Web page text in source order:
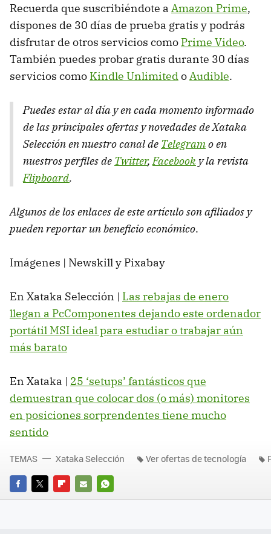
Recuerda que suscribiéndote a Amazon Prime,
dispones de 30 días de prueba gratis y podrás
disfrutar de otros servicios como Prime Video.
También puedes probar gratis durante 30 días
servicios como Kindle UnlimitedoAudible.
Puedes estar al día y en cada momento informado
de las principales ofertas y novedades de Xataka
Selección en nuestro canal de Telegramo en
nuestros perfiles de Twitter,Facebook y la revista
Flipboard.
Algunos de los enlaces de este artículo son afiliados y
pueden reportar un beneficio económico.
Imágenes | Newskill y Pixabay
En Xataka Selección | Las rebajas de enero
llegan a PcComponentes dejando este ordenador
portátil MSI ideal para estudiar o trabajar aún
más barato
En Xataka | 25 ‘setups’ fantásticos que
demuestran que colocar dos (o más) monitores
en posiciones sorprendentes tiene mucho
sentido
FACEBOOK
TWITTERFLIPBOARD
E-
WHATSAPP
TEMAS Xataka Selección Ver ofertas de tecnología